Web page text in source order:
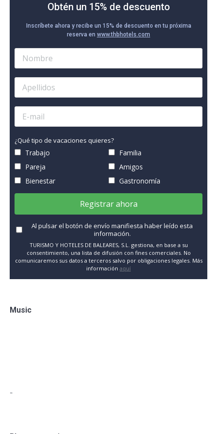
Obtén un 15% de descuento
Inscríbete ahora y recibe un 15% de descuento en tu próxima
reserva en www.thbhotels.com
¿Qué tipo de vacaciones quieres?
Trabajo
Familia
Pareja
Amigos
Bienestar
Gastronomía
Registrar ahora
Al pulsar el botón de envío manifiesta haber leído esta
información.
TURISMO Y HOTELES DE BALEARES, S.L. gestiona, en base a su
consentimiento, una lista de difusión con fines comerciales. No
comunicaremos sus datos a terceros salvo por obligaciones legales. Más
información aquí
Music
"